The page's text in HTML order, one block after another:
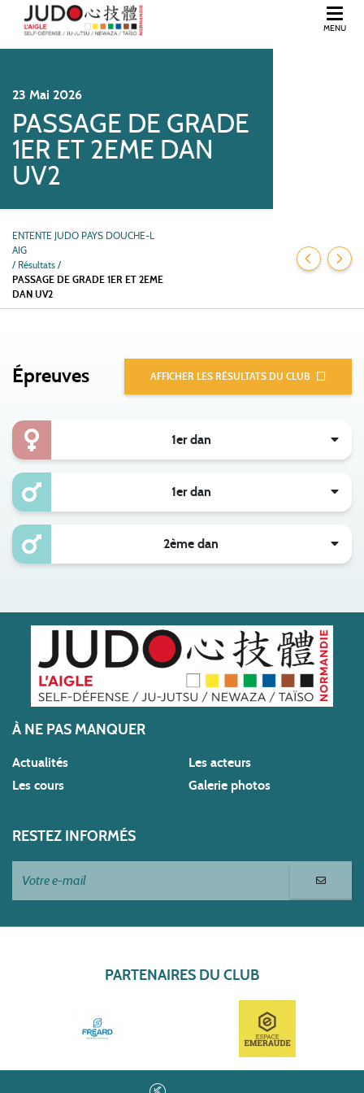
MENU
23 Mai 2026
PASSAGE DE GRADE
1ER ET 2EME DAN
UV2
ENTENTE JUDO PAYS DOUCHE-L
AIG
/ Résultats /
PASSAGE DE GRADE 1ER ET 2EME
DAN UV2
Épreuves AFFICHER LES RÉSULTATS DU CLUB
1er dan
1er dan
2ème dan
À NE PAS MANQUER
Actualités
Les cours
Les acteurs
Galerie photos
RESTEZ INFORMÉS
PARTENAIRES DU CLUB